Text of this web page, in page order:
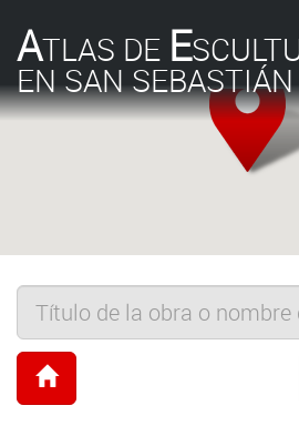
ATLAS DE E
EN SAN SEBASTIÁN